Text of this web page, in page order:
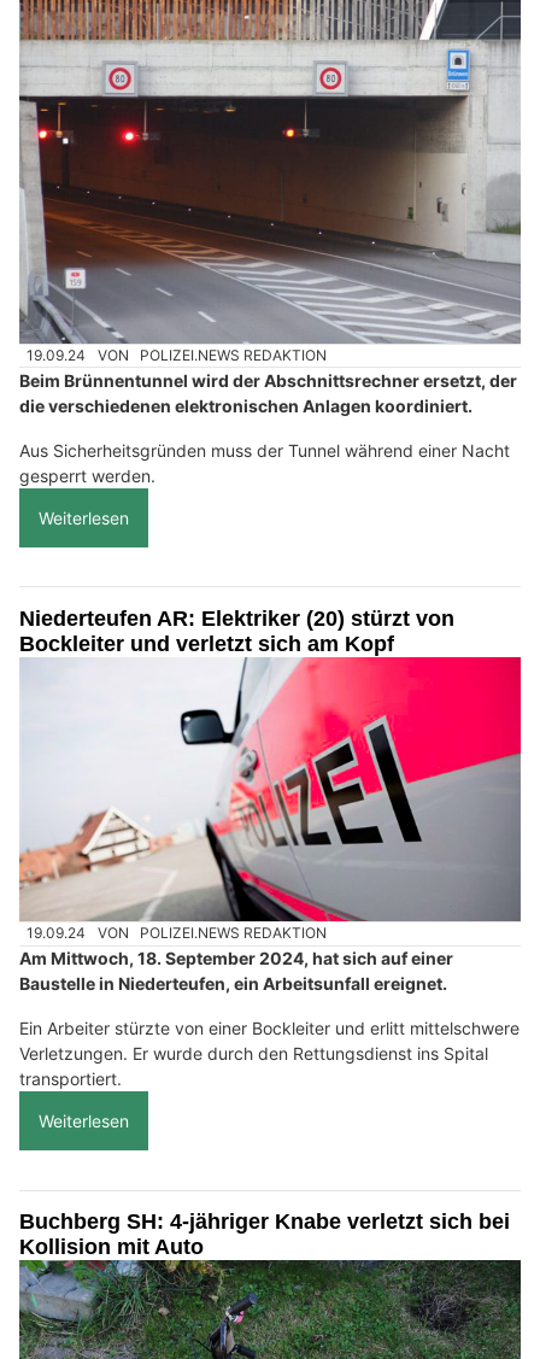
19.09.24 VON POLIZEI.NEWS REDAKTION
Beim Brünnentunnel wird der Abschnittsrechner ersetzt, der
die verschiedenen elektronischen Anlagen koordiniert.
Aus Sicherheitsgründen muss der Tunnel während einer Nacht
gesperrt werden.
Weiterlesen
Niederteufen AR: Elektriker (20) stürzt von
Bockleiter und verletzt sich am Kopf
19.09.24 VON POLIZEI.NEWS REDAKTION
Am Mittwoch, 18. September 2024, hat sich auf einer
Baustelle in Niederteufen, ein Arbeitsunfall ereignet.
Ein Arbeiter stürzte von einer Bockleiter und erlitt mittelschwere
Verletzungen. Er wurde durch den Rettungsdienst ins Spital
transportiert.
Weiterlesen
Buchberg SH: 4-jähriger Knabe verletzt sich bei
Kollision mit Auto